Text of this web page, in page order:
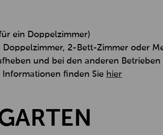
ein Doppelzimmer)
2-Bett-Zimmer oder
und bei den anderen
finden Sie hier